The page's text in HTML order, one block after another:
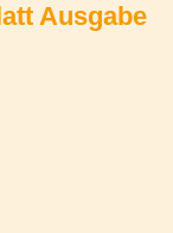
Ausgabe